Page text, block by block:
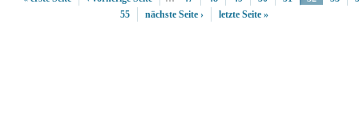
55
nächste Seite › letzte Seite »